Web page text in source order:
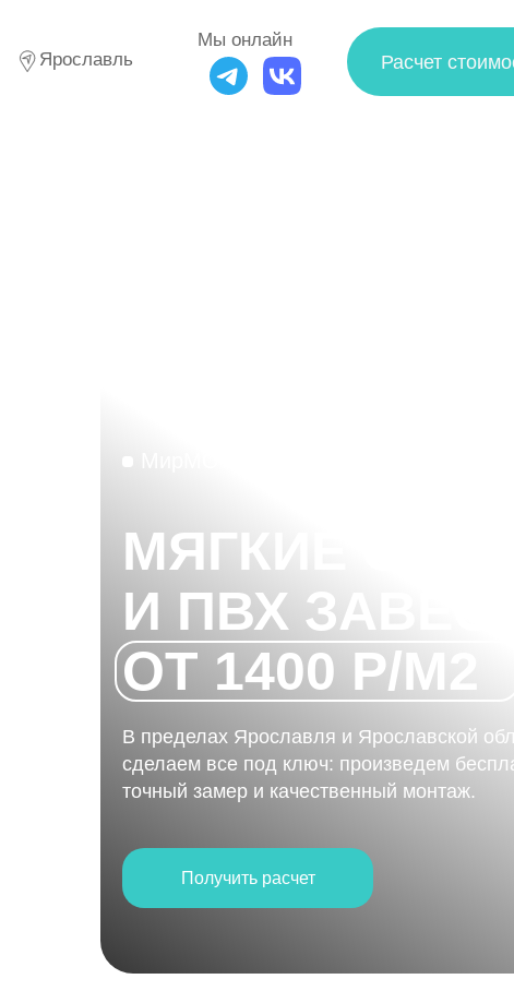
Расчет стоимости
В пределах Ярославля и Ярославской
сделаем все под ключ: произведем
точный замер и качественный монтаж.
МЯГКИЕ ОКНА
И ПВХ ЗАВЕСЫ
ОТ 1400 Р/М2
Получить расчет